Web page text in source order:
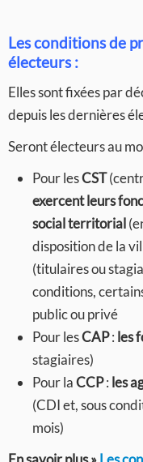
Les conditions de
électeurs :
Elles sont fixées par
depuis les dernières
Seront électeurs au
Pour lesCST
exercent leurs
social territorial
disposition de la
(titulaires ou
conditions,
public ou privé
Pour lesCAP: les
stagiaires)
Pour laCCP: les
(CDI et, sous
mois)